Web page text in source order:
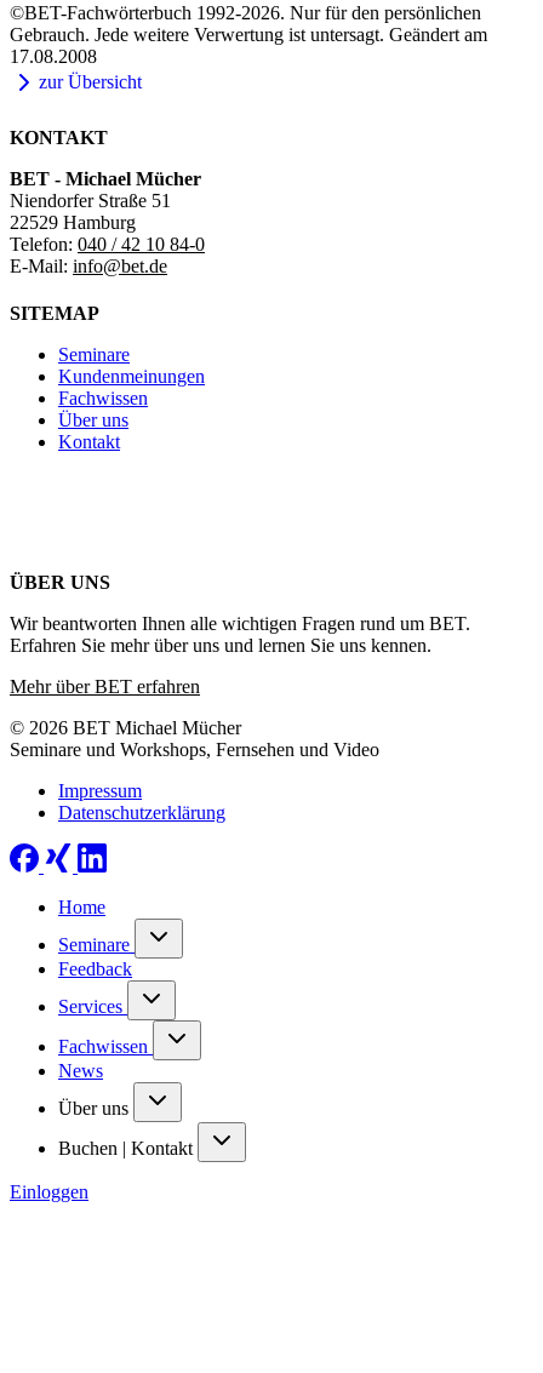
©BET-Fachwörterbuch 1992-2026. Nur für den persönlichen
Gebrauch. Jede weitere Verwertung ist untersagt. Geändert am
17.08.2008
zur Übersicht
KONTAKT
BET - Michael Mücher
Niendorfer Straße 51
22529 Hamburg
Telefon: 040 / 42 10 84-0
E-Mail: info@bet.de
SITEMAP
Seminare
Kundenmeinungen
Fachwissen
Über uns
Kontakt
ÜBER UNS
Wir beantworten Ihnen alle wichtigen Fragen rund um BET.
Erfahren Sie mehr über uns und lernen Sie uns kennen.
Mehr über BET erfahren
© 2026 BET Michael Mücher
Seminare und Workshops, Fernsehen und Video
Impressum
Datenschutzerklärung
Home
Seminare
Feedback
Services
Fachwissen
News
Über uns
Buchen | Kontakt
Einloggen